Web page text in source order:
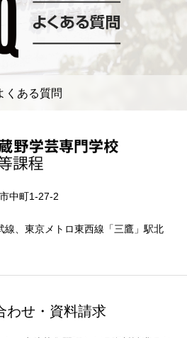
くある質問
中町1-27-2
線、東京メトロ東西線「三鷹」駅北
わせ・資料請求